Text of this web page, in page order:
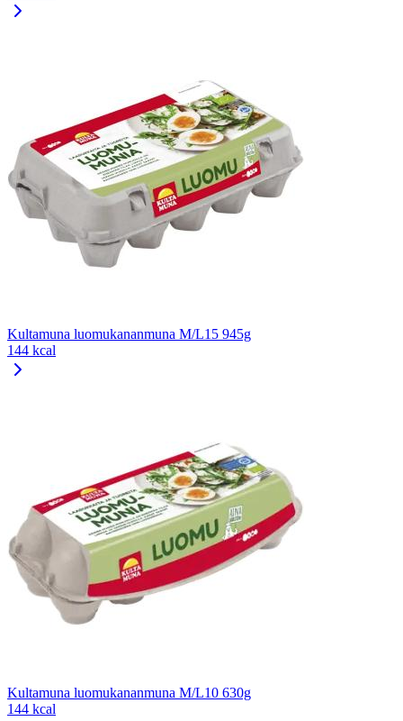
Kultamuna luomukananmuna M/L15 945g
144 kcal
Kultamuna luomukananmuna M/L10 630g
144 kcal